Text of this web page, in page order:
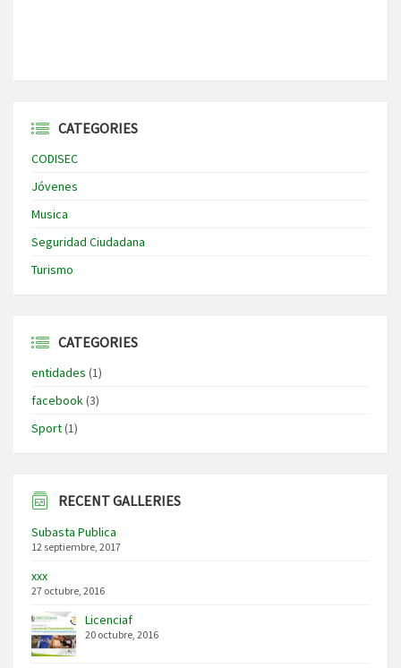
CATEGORIES
CODISEC
Jóvenes
Musica
Seguridad Ciudadana
Turismo
CATEGORIES
entidades (1)
facebook(3)
Sport(1)
RECENT GALLERIES
Subasta Publica
12 septiembre, 2017
xxx
27 octubre, 2016
Licenciaf
20 octubre, 2016